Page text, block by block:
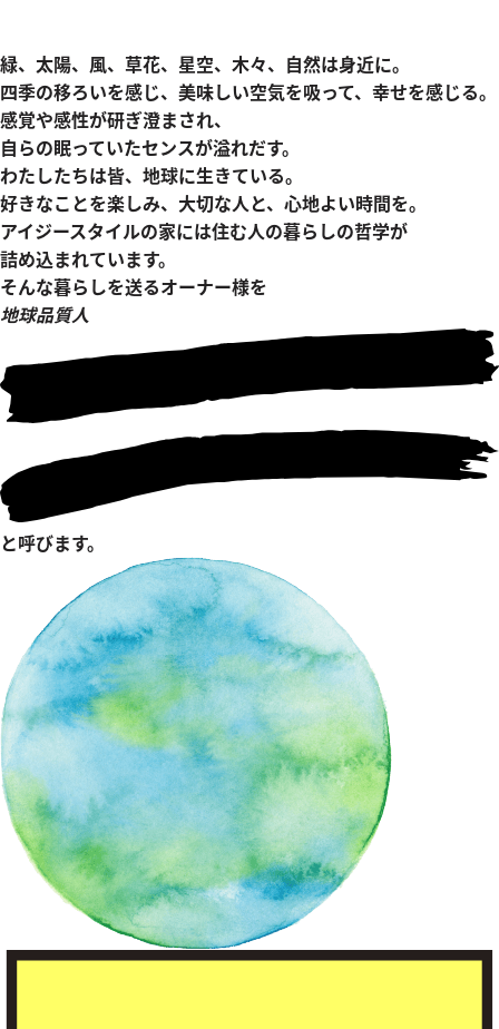
緑、太陽、風、草花、星空、木々、自然は身近に。
四季の移ろいを感じ、美味しい空気を吸って、幸せを感じる。
感覚や感性が研ぎ澄まされ、
自らの眠っていたセンスが溢れだす。
わたしたちは皆、地球に生きている。
好きなことを楽しみ、大切な人と、心地よい時間を。
アイジースタイルの家には住む人の暮らしの哲学が
詰め込まれています。
そんな暮らしを送るオーナー様を
地球品質人
と呼びます。